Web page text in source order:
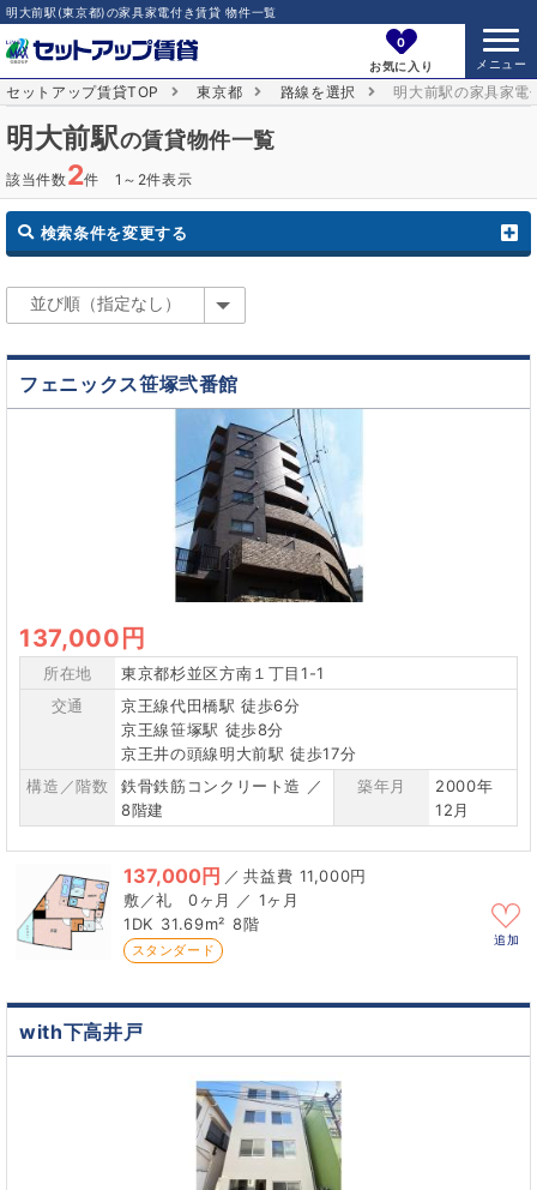
明大前駅(東京都)の家具家電付き賃貸 物件一覧
0
お気に入り
セットアップ賃貸TOP 東京都 路線を選択 明大前駅の家具家電
明大前駅の賃貸物件一覧
該当件数2件 1～2件表示
検索条件を変更する
フェニックス笹塚弐番館
137,000円
所在地
東京都杉並区方南１丁目1-1
交通
京王線代田橋駅 徒歩6分
京王線笹塚駅 徒歩8分
京王井の頭線明大前駅 徒歩17分
構造／階数
鉄骨鉄筋コンクリート造 ／
8階建
築年月
2000年
12月
137,000円 ／
11,000円
0ヶ月 ／ 1ヶ月
1DK 31.69m² 8階
スタンダード
追加
with下高井戸